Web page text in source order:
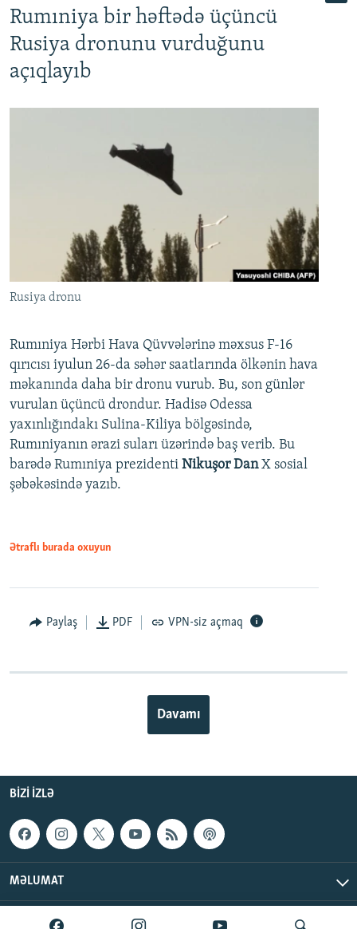
Rumıniya bir həftədə üçüncü
Rusiya dronunu vurduğunu
açıqlayıb
Rusiya dronu
Rumıniya Hərbi Hava Qüvvələrinə məxsus F-16
qırıcısı iyulun 26-da səhər saatlarında ölkənin hava
məkanında daha bir dronu vurub. Bu, son günlər
vurulan üçüncü drondur. Hadisə Odessa
yaxınlığındakı Sulina-Kiliya bölgəsində,
Rumıniyanın ərazi suları üzərində baş verib. Bu
barədə Rumıniya prezidenti Nikuşor DanX sosial
şəbəkəsində yazıb.
Ətraflı burada oxuyun
Paylaş PDF VPN-siz açmaq
Davamı
BIZI IZLƏ
MƏLUMAT
AzadlıqRadiosu © 2026 Inc. | Bütün hüquqlar qorunur